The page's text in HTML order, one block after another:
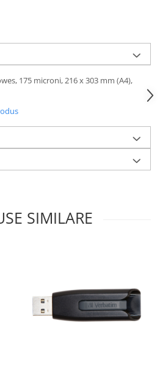
175 microni, 216 x 303 mm (A4),
SIMILARE